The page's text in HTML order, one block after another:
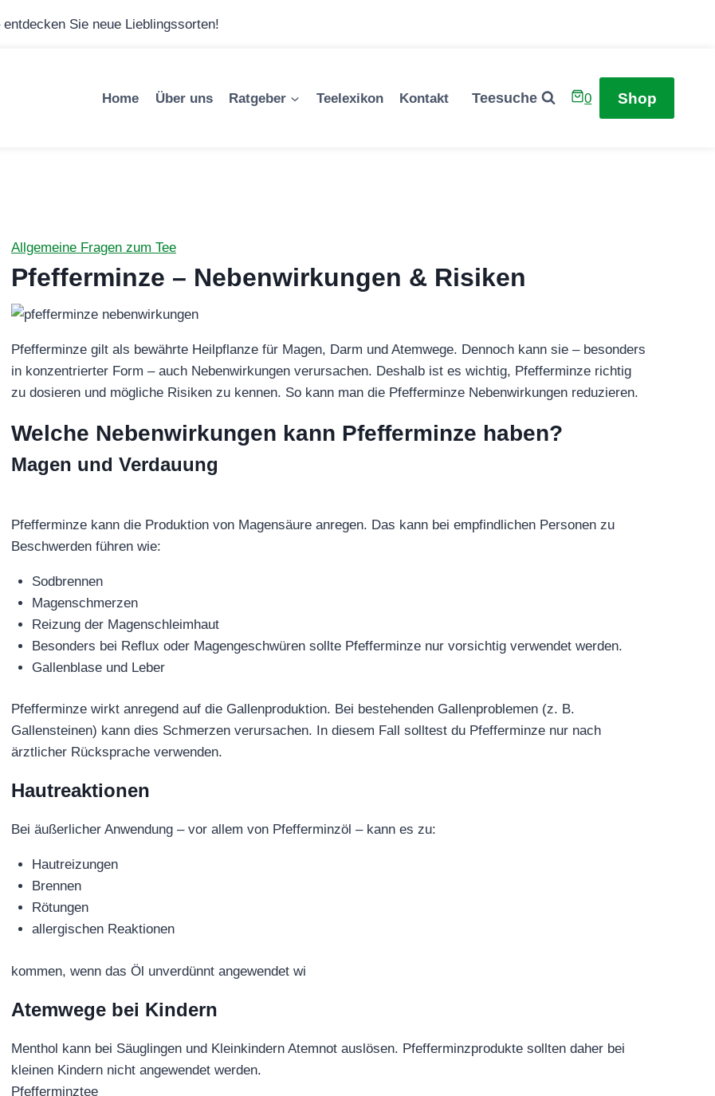
Sie neue Lieblingssorten!
Home Über uns Ratgeber Teelexikon Kontakt Teesuche 0 Shop
Allgemeine Fragen zum Tee
Pfefferminze – Nebenwirkungen & Risiken
Pfefferminze gilt als bewährte Heilpflanze für Magen, Darm und Atemwege. Dennoch kann sie – besonders
in konzentrierter Form – auch Nebenwirkungen verursachen. Deshalb ist es wichtig, Pfefferminze richtig
zu dosieren und mögliche Risiken zu kennen. So kann man die Pfefferminze Nebenwirkungen reduzieren.
Welche Nebenwirkungen kann Pfefferminze haben?
Magen und Verdauung
Pfefferminze kann die Produktion von Magensäure anregen. Das kann bei empfindlichen Personen zu
Beschwerden führen wie:
Sodbrennen
Magenschmerzen
Reizung der Magenschleimhaut
Besonders bei Reflux oder Magengeschwüren sollte Pfefferminze nur vorsichtig verwendet werden.
Gallenblase und Leber
Pfefferminze wirkt anregend auf die Gallenproduktion. Bei bestehenden Gallenproblemen (z. B.
Gallensteinen) kann dies Schmerzen verursachen. In diesem Fall solltest du Pfefferminze nur nach
ärztlicher Rücksprache verwenden.
Hautreaktionen
Bei äußerlicher Anwendung – vor allem von Pfefferminzöl – kann es zu:
Hautreizungen
Brennen
Rötungen
allergischen Reaktionen
kommen, wenn das Öl unverdünnt angewendet wi
Atemwege bei Kindern
Menthol kann bei Säuglingen und Kleinkindern Atemnot auslösen. Pfefferminzprodukte sollten daher bei
kleinen Kindern nicht angewendet werden.
Pfefferminztee